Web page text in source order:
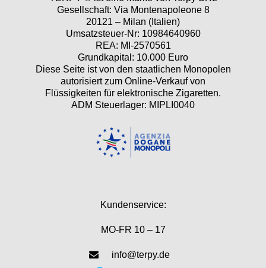
Gesellschaft: Via Montenapoleone 8
20121 – Milan (Italien)
Umsatzsteuer-Nr: 10984640960
REA: MI-2570561
Grundkapital: 10.000 Euro
Diese Seite ist von den staatlichen Monopolen
autorisiert zum Online-Verkauf von
Flüssigkeiten für elektronische Zigaretten.
ADM Steuerlager: MIPLI0040
Kundenservice:
MO-FR 10 – 17
info@terpy.de